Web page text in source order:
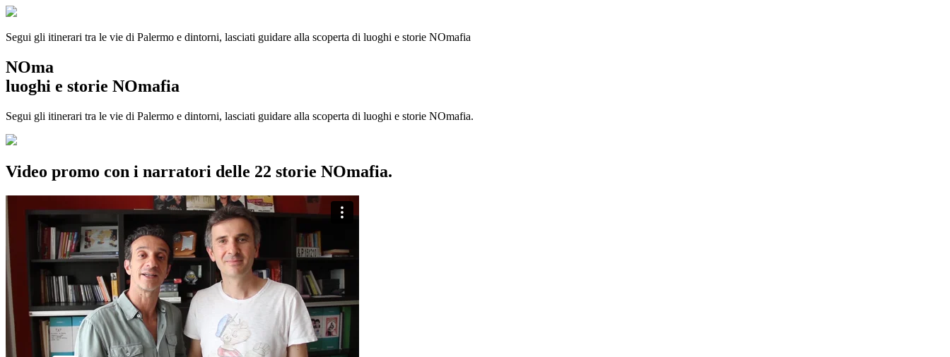
Segui gli itinerari tra le vie di Palermo e dintorni, lasciati guidare alla scoperta di luoghi e storie NOmafia
NOma
luoghi e storie NOmafia
Segui gli itinerari tra le vie di Palermo e dintorni, lasciati guidare alla scoperta di luoghi e storie NOmafia.
Video promo con i narratori delle 22 storie NOmafia.